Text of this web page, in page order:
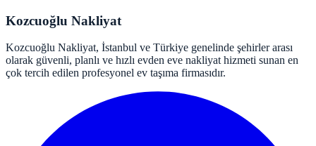
Kozcuoğlu Nakliyat
Kozcuoğlu Nakliyat, İstanbul ve Türkiye genelinde şehirler arası
olarak güvenli, planlı ve hızlı evden eve nakliyat hizmeti sunan en
çok tercih edilen profesyonel ev taşıma firmasıdır.